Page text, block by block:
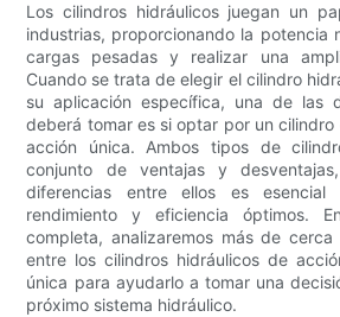
Los cilindros hidráulicos juegan un
industrias, proporcionando la potencia
cargas pesadas y realizar una
Cuando se trata de elegir el cilindro
su aplicación específica, una de las
deberá tomar es si optar por un
acción única. Ambos tipos de
conjunto de ventajas y
diferencias entre ellos es esencial
rendimiento y eficiencia óptimos.
completa, analizaremos más de
entre los cilindros hidráulicos de
única para ayudarlo a tomar una
próximo sistema hidráulico.